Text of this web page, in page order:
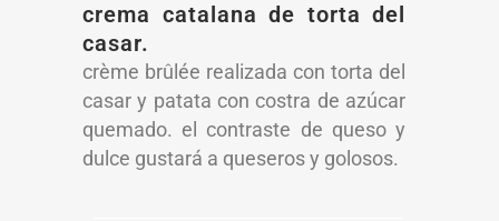
crema catalana de torta del
casar.
crème brûlée realizada con torta del
casar y patata con costra de azúcar
quemado. el contraste de queso y
dulce gustará a queseros y golosos.